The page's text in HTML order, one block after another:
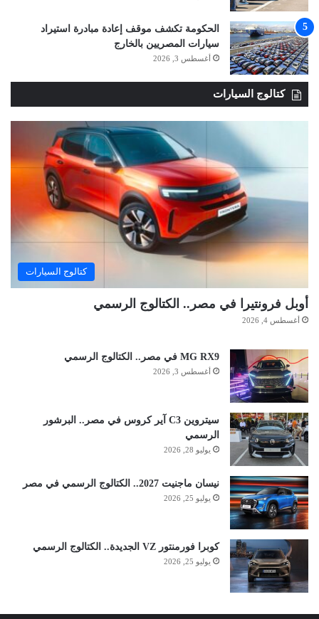
الحكومة تكشف موقف إعادة مبادرة استيراد
سيارات المصريين بالخارج
أغسطس 3, 2026
كتالوج السيارات
كتالوج السيارات
أوبل فرونتيرا في مصر.. الكتالوج الرسمي
أغسطس 4, 2026
MG RX9 في مصر.. الكتالوج الرسمي
أغسطس 3, 2026
سيتروين C3 آير كروس في مصر.. البرشور
الرسمي
يوليو 28, 2026
نيسان ماجنيت 2027.. الكتالوج الرسمي في مصر
يوليو 25, 2026
كوبرا فورمنتور VZ الجديدة.. الكتالوج الرسمي
يوليو 25, 2026